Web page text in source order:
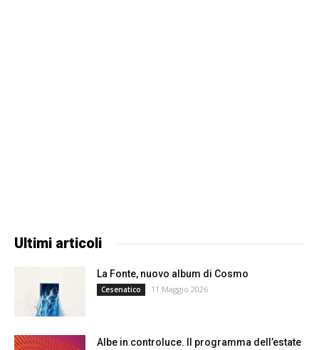
Ultimi articoli
La Fonte, nuovo album di Cosmo
Cesenatico 11 Maggio 2026
Albe in controluce. Il programma dell’estate